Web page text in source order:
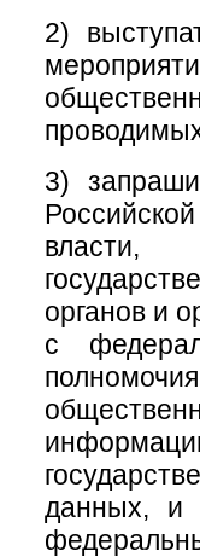
2)
3)
власти,
органов и
с
данных, и